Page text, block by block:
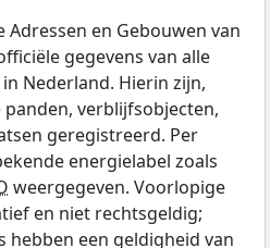
Adressen en Gebouwen van
gegevens van alle
Nederland. Hierin zijn,
panden, verblijfsobjecten,
geregistreerd. Per
energielabel zoals
weergegeven. Voorlopige
en niet rechtsgeldig;
hebben een geldigheid van